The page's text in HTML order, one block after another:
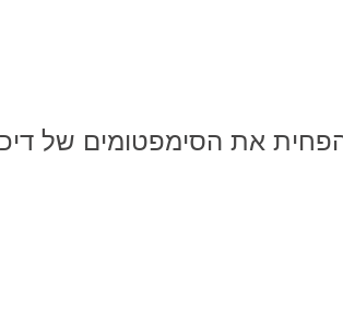
את הסימפטומים של